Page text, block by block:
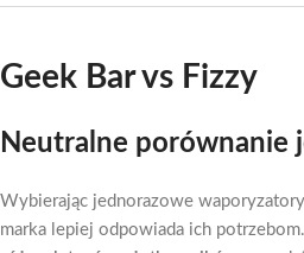
Geek Bar vs Fizzy
Neutralne porównanie
Wybierając jednorazowe
marka lepiej odpowiada ich